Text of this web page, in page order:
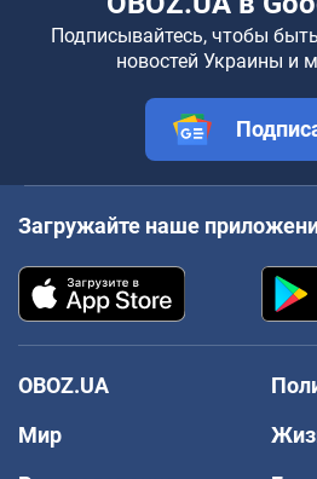
Подписывайтесь, чтобы
новостей Украины и
Загружайте наше
OBOZ.UA
Мир